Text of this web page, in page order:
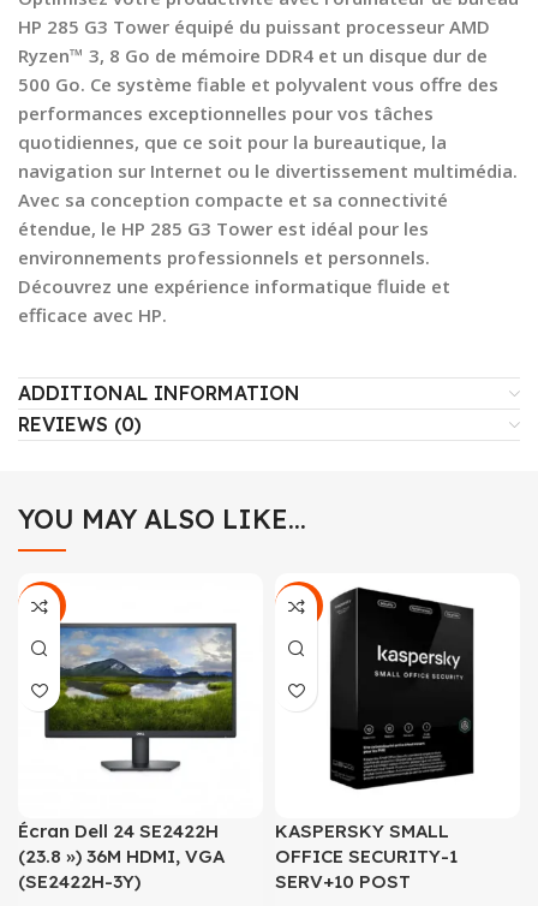
HP 285 G3 Tower équipé du puissant processeur AMD
Ryzen™ 3, 8 Go de mémoire DDR4 et un disque dur de
500 Go. Ce système fiable et polyvalent vous offre des
performances exceptionnelles pour vos tâches
quotidiennes, que ce soit pour la bureautique, la
navigation sur Internet ou le divertissement multimédia.
Avec sa conception compacte et sa connectivité
étendue, le HP 285 G3 Tower est idéal pour les
environnements professionnels et personnels.
Découvrez une expérience informatique fluide et
efficace avec HP.
ADDITIONAL INFORMATION
REVIEWS (0)
YOU MAY ALSO LIKE…
-16%
Écran Dell 24 SE2422H
(23.8 ») 36M HDMI, VGA
(SE2422H-3Y)
-21%
KASPERSKY SMALL
OFFICE SECURITY-1
SERV+10 POST